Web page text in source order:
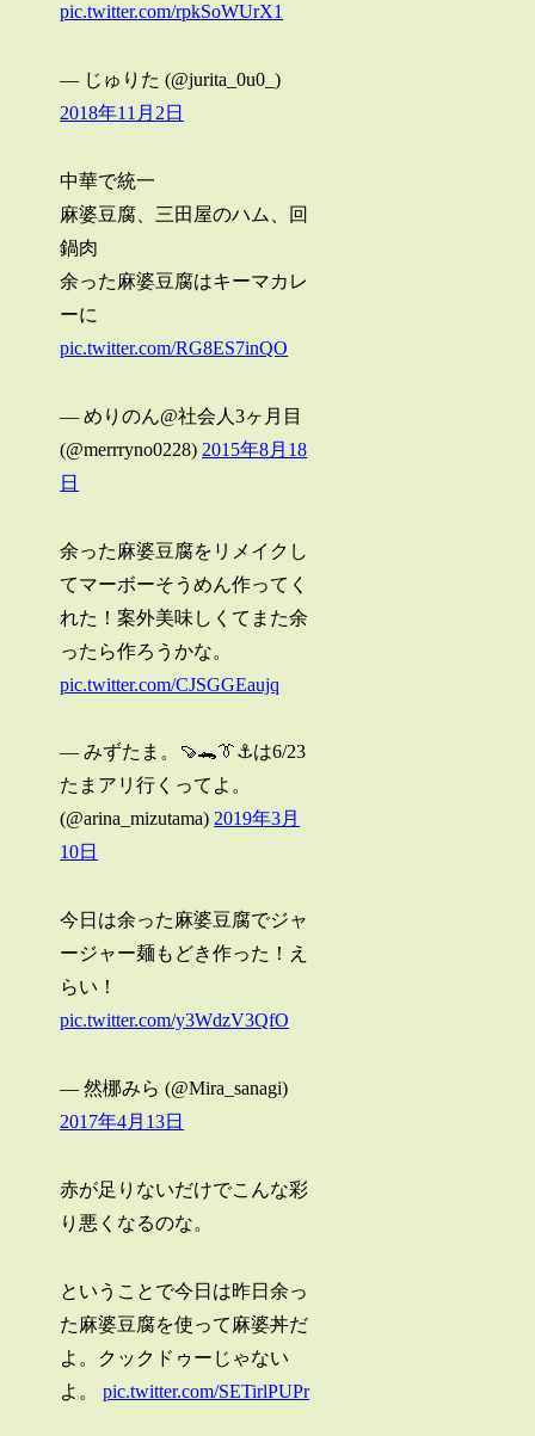
pic.twitter.com/rpkSoWUrX1
— じゅりた (@jurita_0u0_)
2018年11月2日
中華で統一
麻婆豆腐、三田屋のハム、回
鍋肉
余った麻婆豆腐はキーマカレ
ーに
pic.twitter.com/RG8ES7inQO
— めりのん@社会人3ヶ月目
(@merrryno0228) 2015年8月18
日
余った麻婆豆腐をリメイクし
てマーボーそうめん作ってく
れた！案外美味しくてまた余
ったら作ろうかな。
pic.twitter.com/CJSGGEaujq
— みずたま。🍠🐊👔⚓️は6/23
たまアリ行くってよ。
(@arina_mizutama) 2019年3月
10日
今日は余った麻婆豆腐でジャ
ージャー麺もどき作った！え
らい！
pic.twitter.com/y3WdzV3QfO
— 然梛みら (@Mira_sanagi)
2017年4月13日
赤が足りないだけでこんな彩
り悪くなるのな。
ということで今日は昨日余っ
た麻婆豆腐を使って麻婆丼だ
よ。クックドゥーじゃない
よ。pic.twitter.com/SETirlPUPr